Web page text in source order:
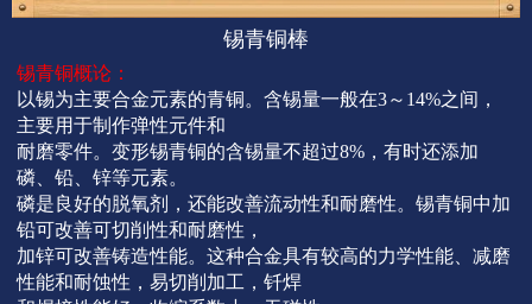
锡青铜棒
锡青铜概论：
以锡为主要合金元素的青铜。含锡量一般在3～14%之间，
主要用于制作弹性元件和
耐磨零件。变形锡青铜的含锡量不超过8%，有时还添加
磷、铅、锌等元素。
磷是良好的脱氧剂，还能改善流动性和耐磨性。锡青铜中加
铅可改善可切削性和耐磨性，
加锌可改善铸造性能。这种合金具有较高的力学性能、减磨
性能和耐蚀性，易切削加工，钎焊